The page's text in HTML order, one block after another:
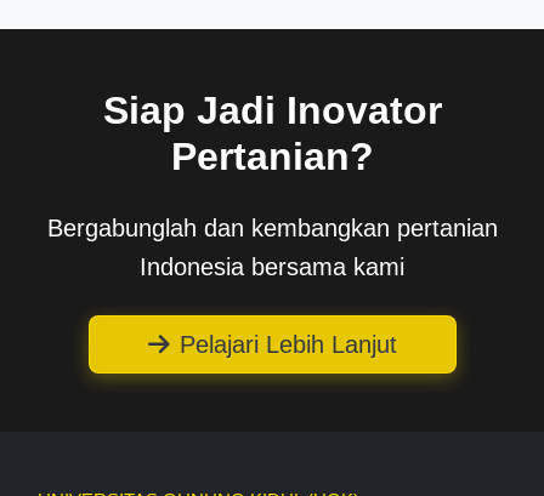
Siap Jadi Inovator
Pertanian?
Bergabunglah dan kembangkan pertanian
Indonesia bersama kami
Pelajari Lebih Lanjut